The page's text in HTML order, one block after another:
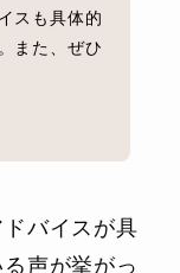
スも具体的
また、ぜひ
バイスが具
声が挙がっ